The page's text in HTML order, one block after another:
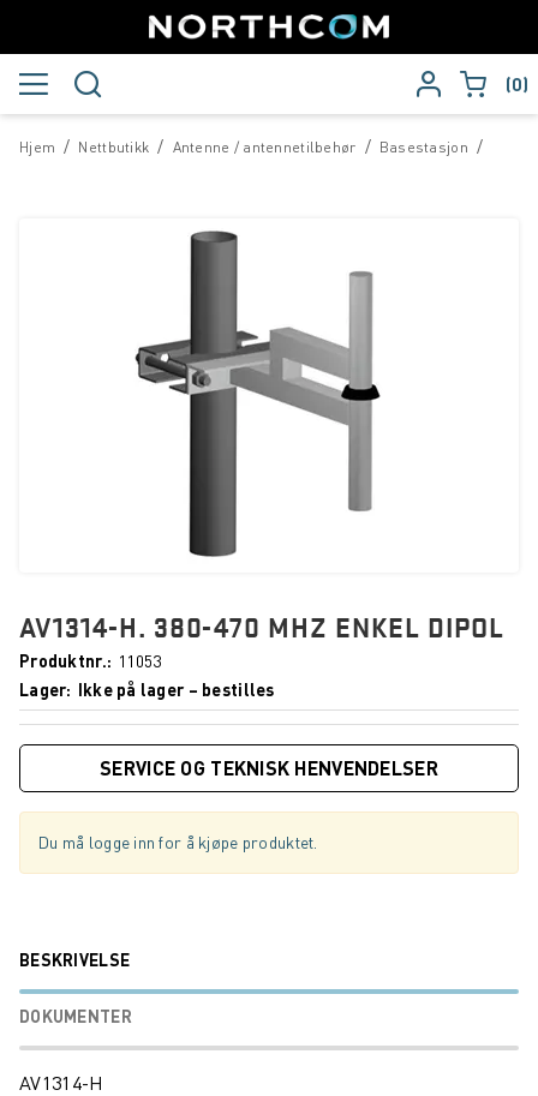
0
/
Hjem /
Nettbutikk /
Antenne / antennetilbehør /
Basestasjon
AV1314-H. 380-470 MHZ ENKEL DIPOL
Produktnr.
11053
Lager
Ikke på lager – bestilles
SERVICE OG TEKNISK HENVENDELSER
Du må logge inn for å kjøpe produktet.
BESKRIVELSE
DOKUMENTER
AV1314-H